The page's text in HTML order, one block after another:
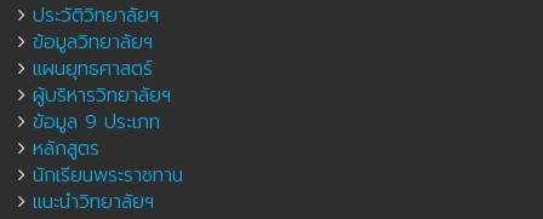
ประวัติวิทยาลัยฯ
ข้อมูลวิทยาลัยฯ
แผนยุทธศาสตร์
ผู้บริหารวิทยาลัยฯ
ข้อมูล 9 ประเภท
หลักสูตร
นักเรียนพระราชทาน
แนะนำวิทยาลัยฯ